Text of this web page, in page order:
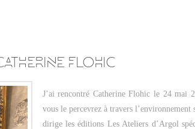
FLOHIC
J’ai rencontré Catherine Flohic le 24 mai
vous le percevrez à travers
dirige les éditions Les Ateliers d’Argol